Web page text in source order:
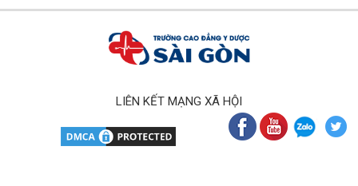
LIÊN KẾT MẠNG XÃ HỘI